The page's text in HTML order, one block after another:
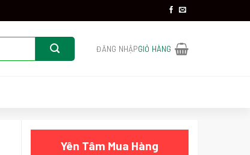
ĐĂNG NHẬPGIỎ HÀNG
Yên Tâm Mua Hàng